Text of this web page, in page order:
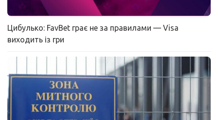
Цибулько: FavBet грає не за правилами — Visa
виходить із гри